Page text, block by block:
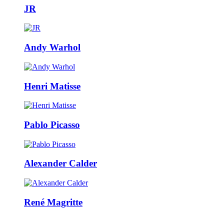
JR
Andy Warhol
Henri Matisse
Pablo Picasso
Alexander Calder
René Magritte